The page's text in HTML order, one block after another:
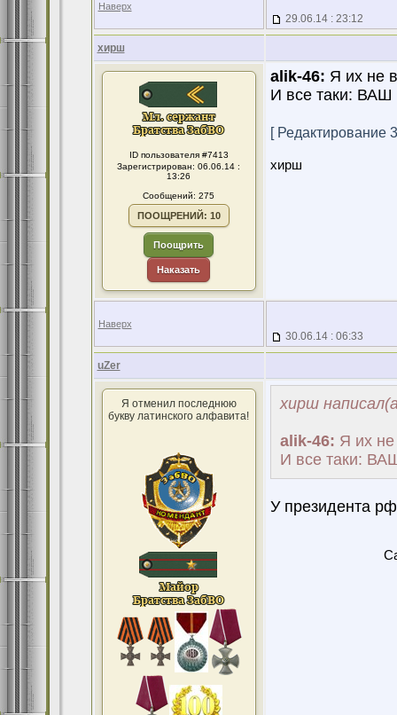
Наверх
29.06.14 : 23:12
хирш
ID пользователя #7413
Зарегистрирован: 06.06.14 :
13:26
Сообщений: 275
ПООЩРЕНИЙ: 10
Поощрить
Наказать
alik-46: Я их не
И все таки:
[ Редактирование
хирш
Наверх
30.06.14 : 06:33
uZer
Я отменил последнюю
букву латинского алфавита!
хирш
alik-46: Я их
И все таки:
У президента